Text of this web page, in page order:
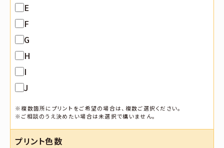
E
F
G
H
I
J
※複数箇所にプリントをご希望の場合は、複数ご選択ください。
※ご相談のうえ決めたい場合は未選択で構いません。
プリント色数